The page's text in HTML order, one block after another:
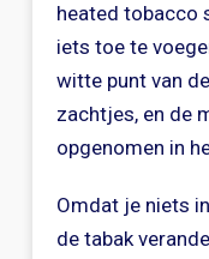
heated tobacco
iets toe te
witte punt van
zachtjes, en de
opgenomen in
Omdat je niets
de tabak